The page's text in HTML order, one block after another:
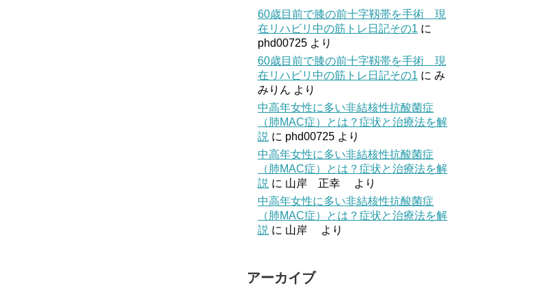
60歳目前で膝の前十字靱帯を手術 現
在リハビリ中の筋トレ日記その1 に
phd00725 より
60歳目前で膝の前十字靱帯を手術 現
在リハビリ中の筋トレ日記その1 に み
みりん より
中高年女性に多い非結核性抗酸菌症
（肺MAC症）とは？症状と治療法を解
説 に phd00725 より
中高年女性に多い非結核性抗酸菌症
（肺MAC症）とは？症状と治療法を解
説 に 山岸 正幸
より
中高年女性に多い非結核性抗酸菌症
（肺MAC症）とは？症状と治療法を解
説 に 山岸 より
アーカイブ